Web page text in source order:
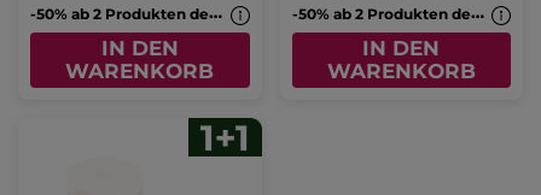
-
50% ab 2 Produkten deiner Wahl
IN DEN
WARENKORB
-
50% ab 2 Produkten deiner Wahl
IN DEN
WARENKORB